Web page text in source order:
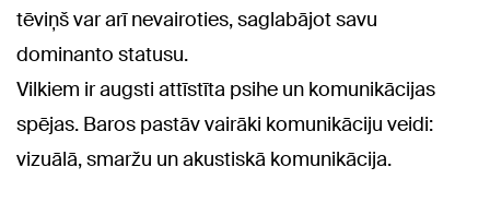
tēviņš var arī nevairoties, saglabājot savu
dominanto statusu.
Vilkiem ir augsti attīstīta psihe un komunikācijas
spējas. Baros pastāv vairāki komunikāciju veidi:
vizuālā, smaržu un akustiskā komunikācija.